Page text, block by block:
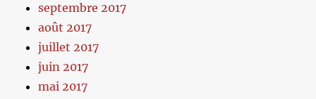
septembre 2017
août 2017
juillet 2017
juin 2017
mai 2017